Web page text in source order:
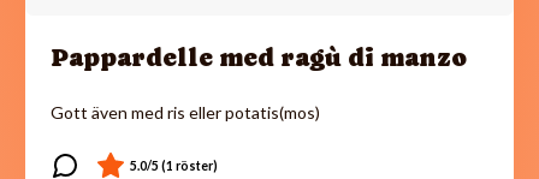
Pappardelle med ragù di manzo
Gott även med ris eller potatis(mos)